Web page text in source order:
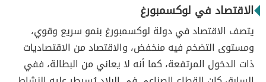
الاقتصاد في لوكسمبورغ
يتصف الاقتصاد في دولة لوكسمبورغ بنمو سريع وقوي،
ومستوى التضخم فيه منخفض، والاقتصاد من الاقتصاديات
ذات الدخول المرتفعة، كما أنه لا يعاني من البطالة، ففي